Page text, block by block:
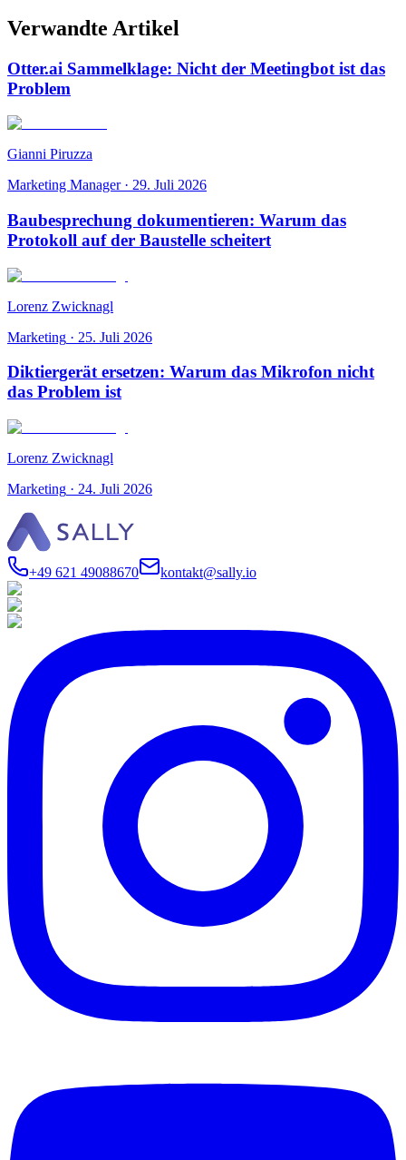
Verwandte Artikel
Otter.ai Sammelklage: Nicht der Meetingbot ist das
Problem
Gianni Piruzza
Marketing Manager· 29. Juli 2026
Baubesprechung dokumentieren: Warum das
Protokoll auf der Baustelle scheitert
Lorenz Zwicknagl
Marketing · 25. Juli 2026
Diktiergerät ersetzen: Warum das Mikrofon nicht
das Problem ist
Lorenz Zwicknagl
Marketing · 24. Juli 2026
+49 621 49088670 kontakt@sally.io